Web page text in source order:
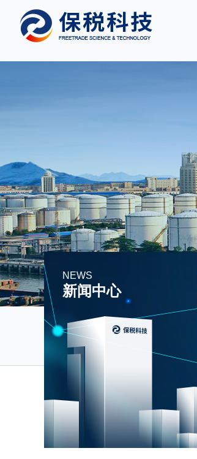
NEWS
新闻中心